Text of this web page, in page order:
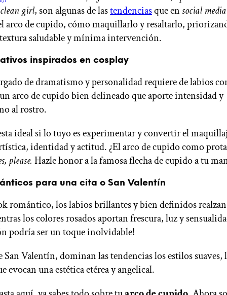
clean girl, son algunas de lastendenciasque ensocial
arco de cupido, cómo maquillarlo y resaltarlo,
saludable y mínima intervención.
inspirados en cosplay
de dramatismo y personalidad requiere de labios
arco de cupido bien delineado que aporte intensidad y
al rostro.
ideal si lo tuyo es experimentar y convertir el
identidad y actitud. ¿El arco de cupido como
please. Hazle honor a la famosa flecha de cupido a tu
para una cita o San Valentín
romántico, los labios brillantes y bien definidos
los colores rosados aportan frescura, luz y
podría ser un toque inolvidable!
San Valentín, dominan las tendencias los estilos
evocan una estética etérea y angelical.